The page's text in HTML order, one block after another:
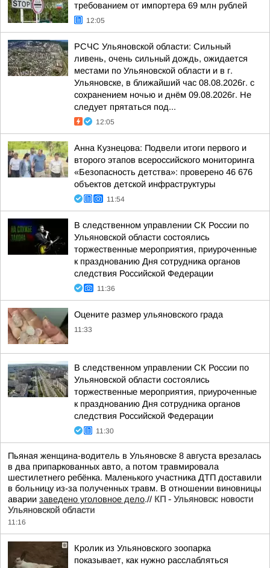
требованием от импортера 69 млн рублей
12:05
РСЧС Ульяновской области: Сильный
ливень, очень сильный дождь, ожидается
местами по Ульяновской области и в г.
Ульяновске, в ближайший час 08.08.2026г. с
сохранением ночью и днём 09.08.2026г. Не
следует прятаться под...
12:05
Анна Кузнецова: Подвели итоги первого и
второго этапов всероссийского мониторинга
«Безопасность детства»: проверено 46 676
объектов детской инфраструктуры
11:54
В следственном управлении СК России по
Ульяновской области состоялись
торжественные мероприятия, приуроченные
к празднованию Дня сотрудника органов
следствия Российской Федерации
11:36
Оцените размер ульяновского града
11:33
В следственном управлении СК России по
Ульяновской области состоялись
торжественные мероприятия, приуроченные
к празднованию Дня сотрудника органов
следствия Российской Федерации
11:30
Пьяная женщина-водитель в Ульяновске 8 августа врезалась
в два припаркованных авто, а потом травмировала
шестилетнего ребёнка. Маленького участника ДТП доставили
в больницу из-за полученных травм. В отношении виновницы
аварии заведено уголовное дело.// КП - Ульяновск: новости
Ульяновской области
11:16
Кролик из Ульяновского зоопарка
показывает, как нужно расслабляться